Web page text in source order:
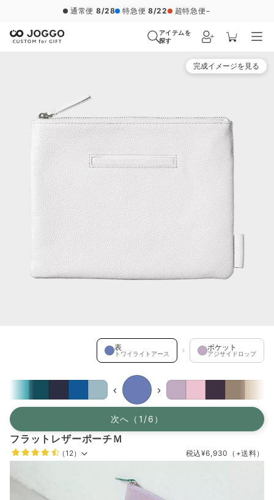
通常便 8/28 特急便 8/22 超特急便−
アイテムを
探す
完成イメージを見る
表
トワイライトアース
ポケット
アジサイドロップ
‹ ›
フラットレザーポーチＭ
（12） 税込¥6,930 （+送料）
次へ（1/6）